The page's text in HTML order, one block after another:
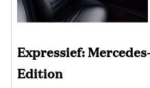
Expressief:
Edition